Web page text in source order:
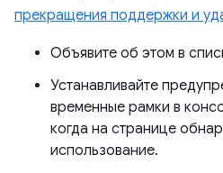
прекращения поддержки и
Объявите об этом в
Устанавливайте
временные рамки в
когда на странице
использование.